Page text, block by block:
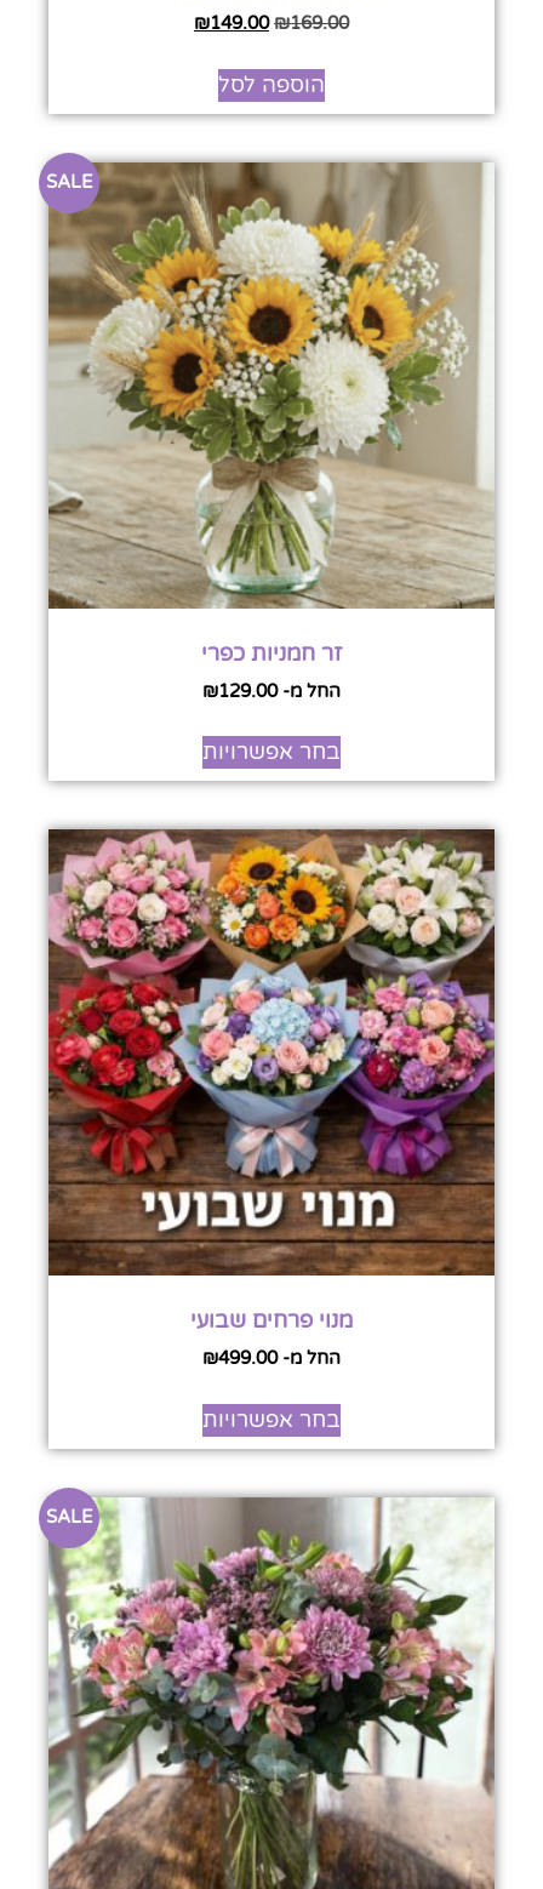
₪169.00
₪149.00
הוספה לסל
SALE
זר חמניות כפרי
החל מ- ₪129.00
בחר אפשרויות
מנוי פרחים שבועי
החל מ- ₪499.00
בחר אפשרויות
SALE